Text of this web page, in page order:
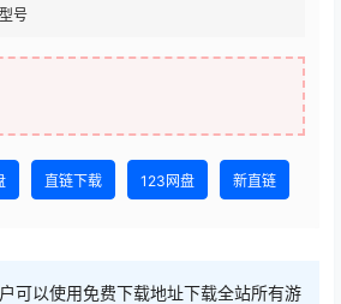
号
直链下载 123网盘 新直链
可以使用免费下载地址下载全站所有游